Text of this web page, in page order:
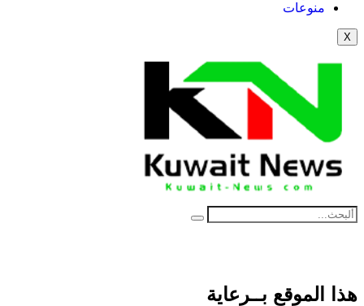
منوعات
X
NE
News Elementor
هذا الموقع بــرعاية